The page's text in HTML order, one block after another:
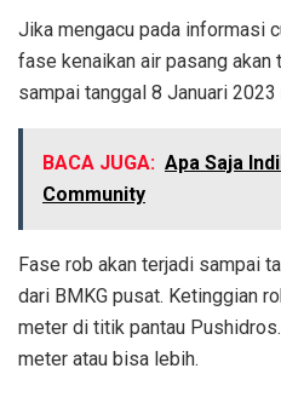
Jika mengacu pada informasi
fase kenaikan air pasang akan
sampai tanggal 8 Januari 2023
BACA JUGA: Apa Saja
Community
Fase rob akan terjadi sampai
dari BMKG pusat. Ketinggian
meter di titik pantau
meter atau bisa lebih.